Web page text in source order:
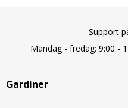
Support
Mandag - fredag: 9:00 -
Gardiner